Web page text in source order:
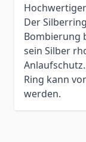
Der
Bombierung
sein Silber
Ring kann
werden.